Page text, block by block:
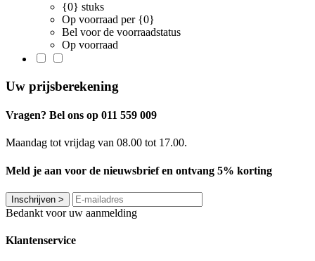
{0} stuks
Op voorraad per {0}
Bel voor de voorraadstatus
Op voorraad
Uw prijsberekening
Vragen? Bel ons op 011 559 009
Maandag tot vrijdag van 08.00 tot 17.00.
Meld je aan voor de nieuwsbrief en ontvang 5% korting
Inschrijven >
Bedankt voor uw aanmelding
Klantenservice